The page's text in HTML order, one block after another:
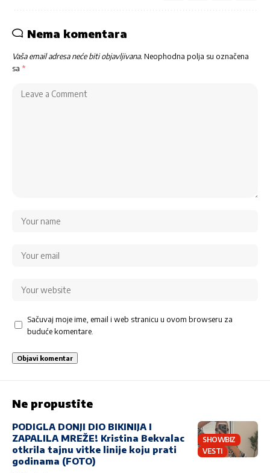
Nema komentara
Vaša email adresa neće biti objavljivana. Neophodna polja su označena
sa *
Sačuvaj moje ime, email i web stranicu u ovom browseru za
buduće komentare.
Ne propustite
SHOWBIZ
VESTI
PODIGLA DONJI DIO BIKINIJA I
ZAPALILA MREŽE! Kristina Bekvalac
otkrila tajnu vitke linije koju prati
godinama (FOTO)